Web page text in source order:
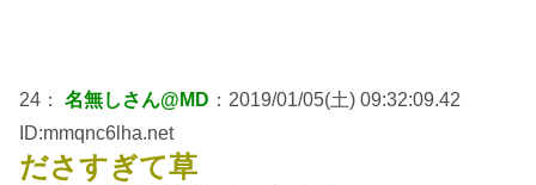
24： 名無しさん@MD ：2019/01/05(土) 09:32:09.42
ID:mmqnc6lha.net
ださすぎて草